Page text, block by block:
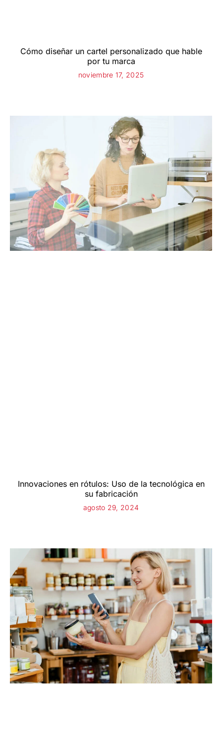
Cómo diseñar un cartel personalizado que hable
por tu marca
noviembre 17, 2025
Innovaciones en rótulos: Uso de la tecnológica en
su fabricación
agosto 29, 2024